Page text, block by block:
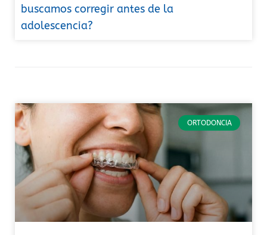
buscamos corregir antes de la
adolescencia?
ORTODONCIA